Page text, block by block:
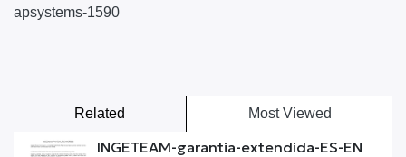
Related Most Viewed
INGETEAM-garantia-extendida-ES-EN
apsystems-1590